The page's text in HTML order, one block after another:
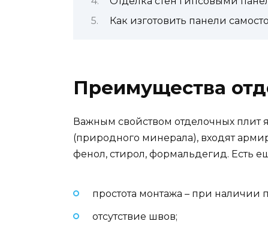
Как изготовить панели
Преимущества
Важным свойством отделочных плит
(природного минерала), входят
фенол, стирол, формальдегид. Есть
простота монтажа – при наличии
отсутствие швов;